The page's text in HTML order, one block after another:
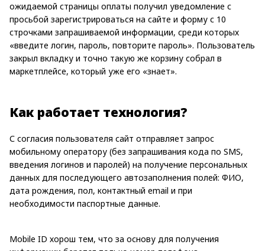
ожидаемой страницы оплаты получил уведомление с
просьбой зарегистрироваться на сайте и форму с 10
строчками запрашиваемой информации, среди которых
«введите логин, пароль, повторите пароль». Пользователь
закрыл вкладку и точно такую же корзину собрал в
маркетплейсе, который уже его «знает».
Как работает технология?
С согласия пользователя сайт отправляет запрос
мобильному оператору (без запрашивания кода по SMS,
введения логинов и паролей) на получение персональных
данных для последующего автозаполнения полей: ФИО,
дата рождения, пол, контактный email и при
необходимости паспортные данные.
Mobile ID хорош тем, что за основу для получения